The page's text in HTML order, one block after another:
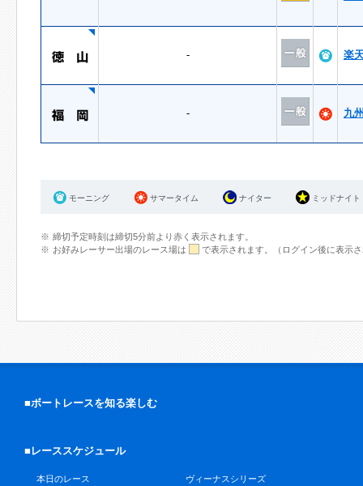
- 楽
- 九
モーニング サマータイム ナイター ミッドナイト
締切予定時刻は締切5分前より赤く表示されます。
お好みレーサー出場のレース場は
で表示されます。（ログイン後に表示
■ボートレースを知る楽しむ
■レーススケジュール
本日のレース
ヴィーナスシリーズ